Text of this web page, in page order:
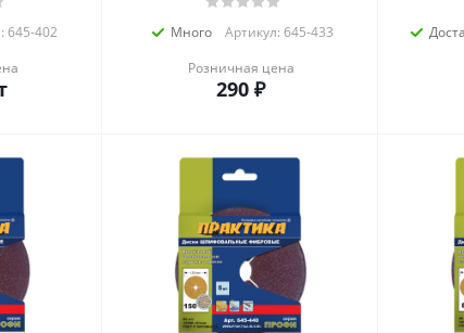
645-402
Много
Артикул: 645-433
Розничная цена
290 ₽